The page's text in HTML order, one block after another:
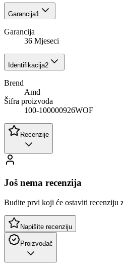
Garancija1
Garancija
36 Mjeseci
Identifikacija2
Brend
Amd
Šifra proizvoda
100-100000926WOF
Recenzije
Još nema recenzija
Budite prvi koji će ostaviti recenziju
Napišite recenziju
Proizvođač